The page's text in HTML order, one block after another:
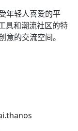
年轻人喜爱的平
具和潮流社区的特
意的交流空间。